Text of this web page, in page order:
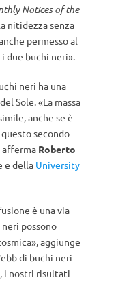
Notices of the
nitidezza senza
permesso al
due buchi neri».
neri ha una
Sole. «La massa
anche se è
secondo
afferma Roberto
e della University
è una via
possono
aggiunge
di buchi neri
i nostri risultati